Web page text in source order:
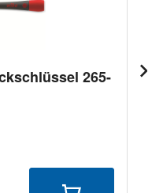
265-